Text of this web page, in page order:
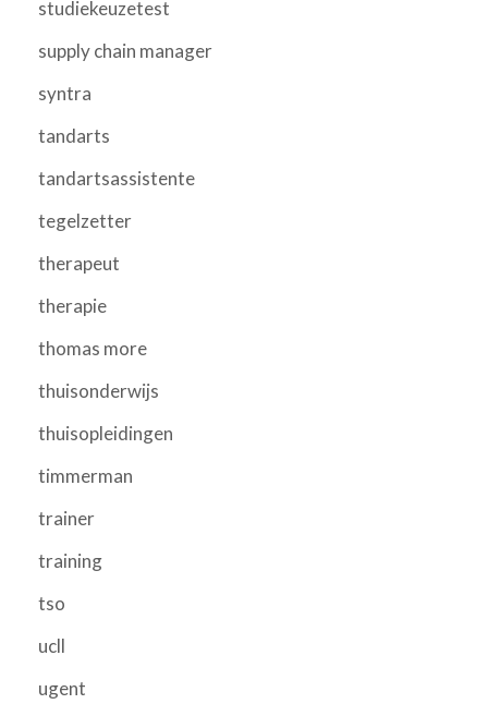
studiekeuzetest
supply chain manager
syntra
tandarts
tandartsassistente
tegelzetter
therapeut
therapie
thomas more
thuisonderwijs
thuisopleidingen
timmerman
trainer
training
tso
ucll
ugent